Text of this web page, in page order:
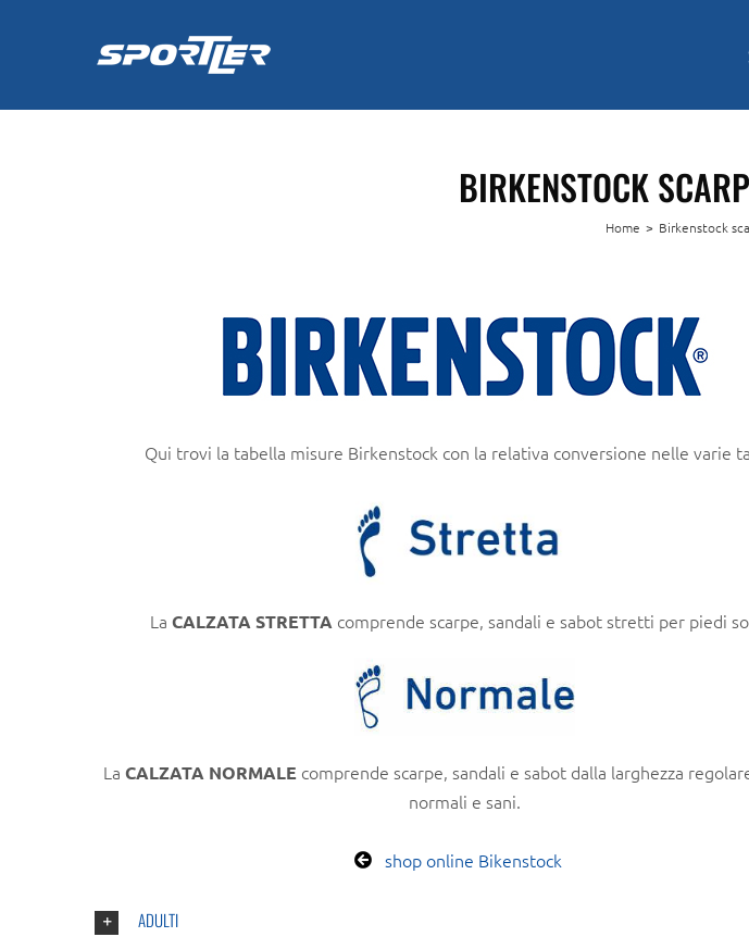
BIRKENSTOCK
Home > Birkenstock
Qui trovi la tabella misure Birkenstock con la relativa conversione nelle varie
La CALZATA STRETTA comprende scarpe, sandali e sabot stretti per piedi
La CALZATA NORMALEcomprende scarpe, sandali e sabot dalla larghezza
normali e sani.
shop online Bikenstock
ADULTI